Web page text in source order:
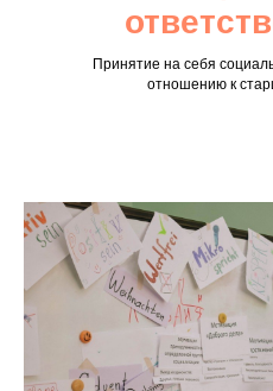
Принятие на себя
отношению к